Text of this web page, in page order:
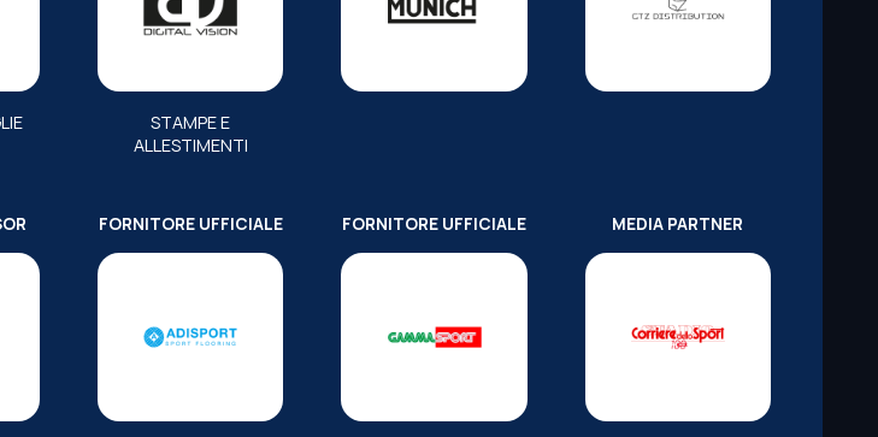
STAMPE E
ALLESTIMENTI
FORNITORE UFFICIALE FORNITORE UFFICIALE MEDIA PARTNER